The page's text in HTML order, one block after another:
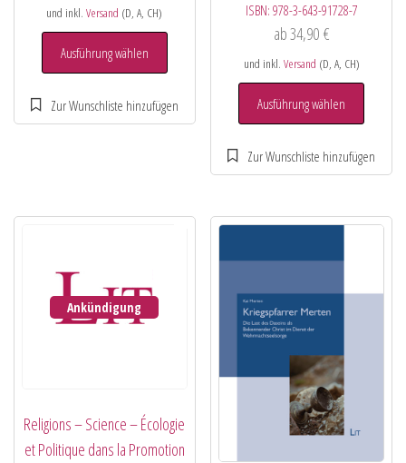
und inkl.Versand (D, A, CH)
Ausführung wählen
ISBN: 978-3-643-91728-7
ab34,90 €
und inkl. Versand (D, A, CH)
Ausführung wählen
Ankündigung
Religions – Science – Écologie
et Politique dans la Promotion